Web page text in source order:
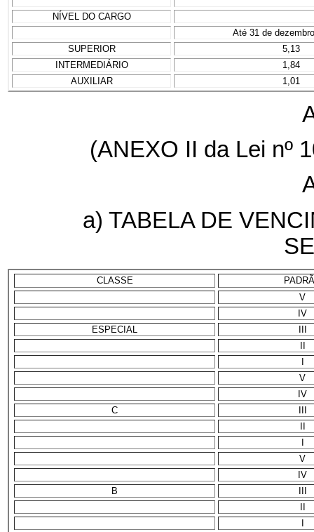
NÍVEL DO CARGO
Até 31 de
SUPERIOR
5,13
INTERMEDIÁRIO
1,84
AUXILIAR
1,01
(ANEXO II da Lei nº
a) TABELA DE
CLASSE
V
IV
ESPECIAL
V
IV
C
V
IV
B